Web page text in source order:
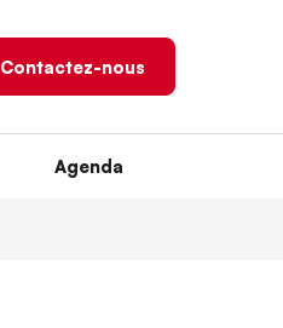
Contactez-nous
Agenda